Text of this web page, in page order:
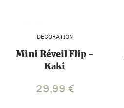
DÉCORATION
Mini Réveil Flip -
Kaki
29,99 €